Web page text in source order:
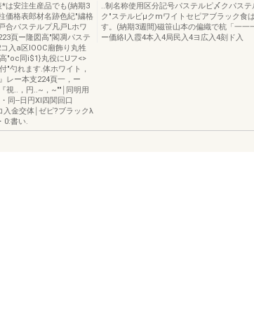
は安注生産品でも(納期3
価格表郎材名跡色紀"繍格
合パステルプ凡戸Lホワ
頁ー隆図高"閣凋パステ
入a区IOOC廟飾り丸牲
"oc同i$1}丸役にUフ<>
"勺れます.体ホワイト，
レー本支224頁一，ー
視..，円..~，~""￨同明用
同--日円XI四関回口
金交体￨ゼピ?ブラックλ
0:書い.
..制名称使用区分記号パステルピ〆クパス
ク"ステルビμクmワイトセピアブラック食
す。(納期3週間)磁笹山本の偏織で杭「一一
ー価絡l入霞4本入4局民入4ヨ広入4刻ド入